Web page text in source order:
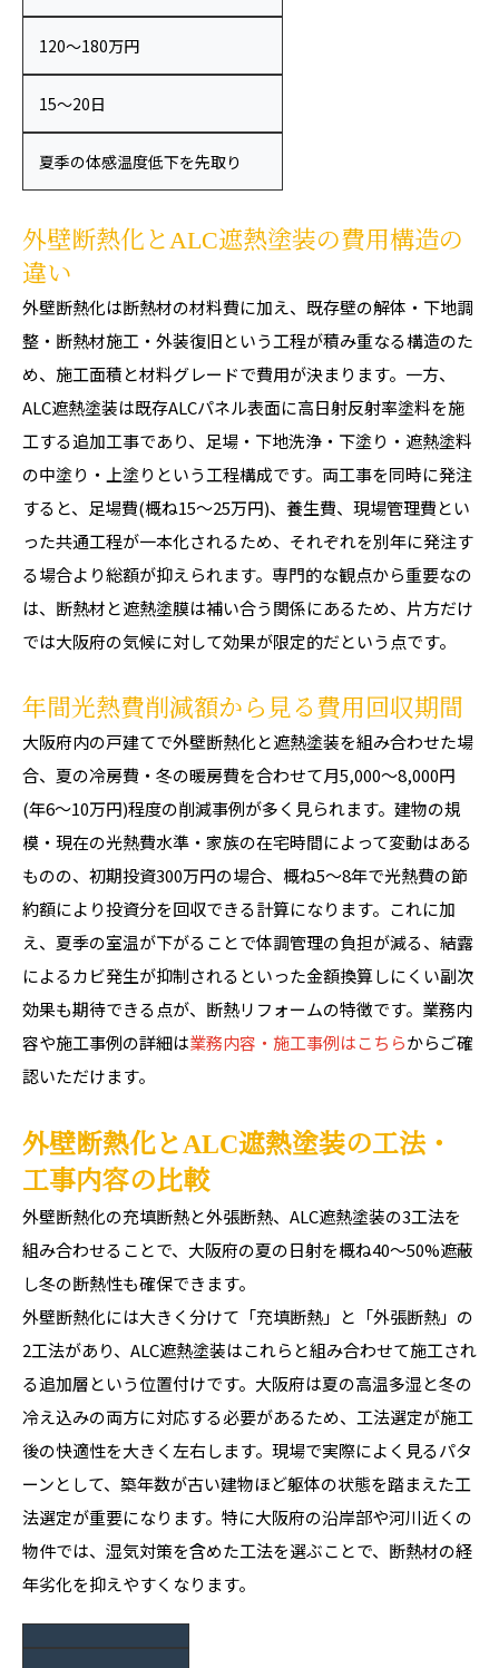
120〜180万円
15〜20日
夏季の体感温度低下を先取り
外壁断熱化とALC遮熱塗装の費用構造の
違い
外壁断熱化は断熱材の材料費に加え、既存壁の解体・下地調
整・断熱材施工・外装復旧という工程が積み重なる構造のた
め、施工面積と材料グレードで費用が決まります。一方、
ALC遮熱塗装は既存ALCパネル表面に高日射反射率塗料を施
工する追加工事であり、足場・下地洗浄・下塗り・遮熱塗料
の中塗り・上塗りという工程構成です。両工事を同時に発注
すると、足場費(概ね15〜25万円)、養生費、現場管理費とい
った共通工程が一本化されるため、それぞれを別年に発注す
る場合より総額が抑えられます。専門的な観点から重要なの
は、断熱材と遮熱塗膜は補い合う関係にあるため、片方だけ
では大阪府の気候に対して効果が限定的だという点です。
年間光熱費削減額から見る費用回収期間
大阪府内の戸建てで外壁断熱化と遮熱塗装を組み合わせた場
合、夏の冷房費・冬の暖房費を合わせて月5,000〜8,000円
(年6〜10万円)程度の削減事例が多く見られます。建物の規
模・現在の光熱費水準・家族の在宅時間によって変動はある
ものの、初期投資300万円の場合、概ね5〜8年で光熱費の節
約額により投資分を回収できる計算になります。これに加
え、夏季の室温が下がることで体調管理の負担が減る、結露
によるカビ発生が抑制されるといった金額換算しにくい副次
効果も期待できる点が、断熱リフォームの特徴です。業務内
容や施工事例の詳細は業務内容・施工事例はこちらからご確
認いただけます。
外壁断熱化とALC遮熱塗装の工法・
工事内容の比較
外壁断熱化の充填断熱と外張断熱、ALC遮熱塗装の3工法を
組み合わせることで、大阪府の夏の日射を概ね40〜50%遮蔽
し冬の断熱性も確保できます。
外壁断熱化には大きく分けて「充填断熱」と「外張断熱」の
2工法があり、ALC遮熱塗装はこれらと組み合わせて施工され
る追加層という位置付けです。大阪府は夏の高温多湿と冬の
冷え込みの両方に対応する必要があるため、工法選定が施工
後の快適性を大きく左右します。現場で実際によく見るパタ
ーンとして、築年数が古い建物ほど躯体の状態を踏まえた工
法選定が重要になります。特に大阪府の沿岸部や河川近くの
物件では、湿気対策を含めた工法を選ぶことで、断熱材の経
年劣化を抑えやすくなります。